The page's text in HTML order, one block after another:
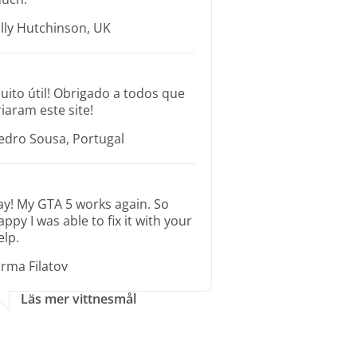
Hutchinson, UK
útil! Obrigado a todos que
este site!
Sousa, Portugal
My GTA 5 works again. So
I was able to fix it with your
Filatov
Läs mer vittnesmål